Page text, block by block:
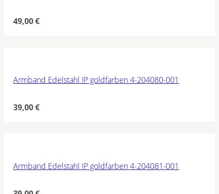
49,00€
Armband Edelstahl IP goldfarben 4-204080-001
39,00€
Armband Edelstahl IP goldfarben 4-204081-001